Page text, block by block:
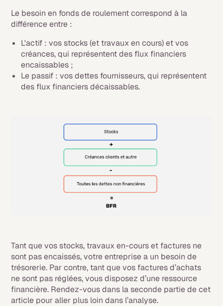
Le besoin en fonds de roulement correspond à la
différence entre :
L'actif : vos stocks (et travaux en cours) et vos
créances, qui représentent des flux financiers
encaissables ;
Le passif : vos dettes fournisseurs, qui représentent
des flux financiers décaissables.
Tant que vos stocks, travaux en-cours et factures ne
sont pas encaissés, votre entreprise a un besoin de
trésorerie. Par contre, tant que vos factures d’achats
ne sont pas réglées, vous disposez d’une ressource
financière. Rendez-vous dans la seconde partie de cet
article pour aller plus loin dans l’analyse.